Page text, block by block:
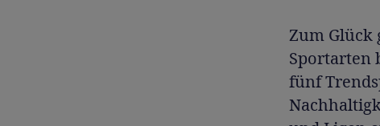
Zum Glück
Sportarten
fünf